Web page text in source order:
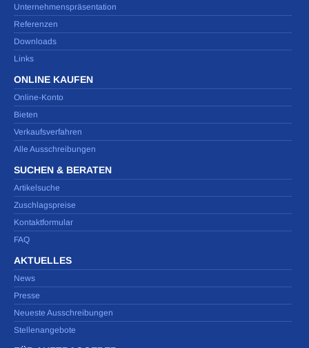
Unternehmenspräsentation
Referenzen
Downloads
Links
ONLINE KAUFEN
Online-Konto
Bieten
Verkaufsverfahren
Alle Ausschreibungen
SUCHEN & BERATEN
Artikelsuche
Zuschlagspreise
Kontaktformular
FAQ
AKTUELLES
News
Presse
Neueste Ausschreibungen
Stellenangebote